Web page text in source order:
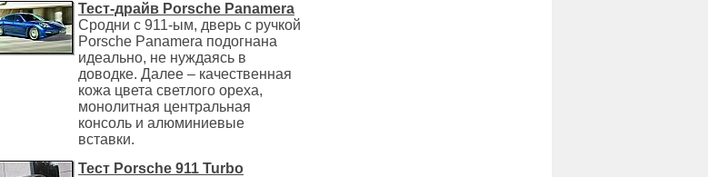
Тест-драйв Porsche Panamera
Сродни с 911-ым, дверь с ручкой
Porsche Panamera подогнана
идеально, не нуждаясь в
доводке. Далее – качественная
кожа цвета светлого ореха,
монолитная центральная
консоль и алюминиевые
вставки.
Тест Porsche 911 Turbo